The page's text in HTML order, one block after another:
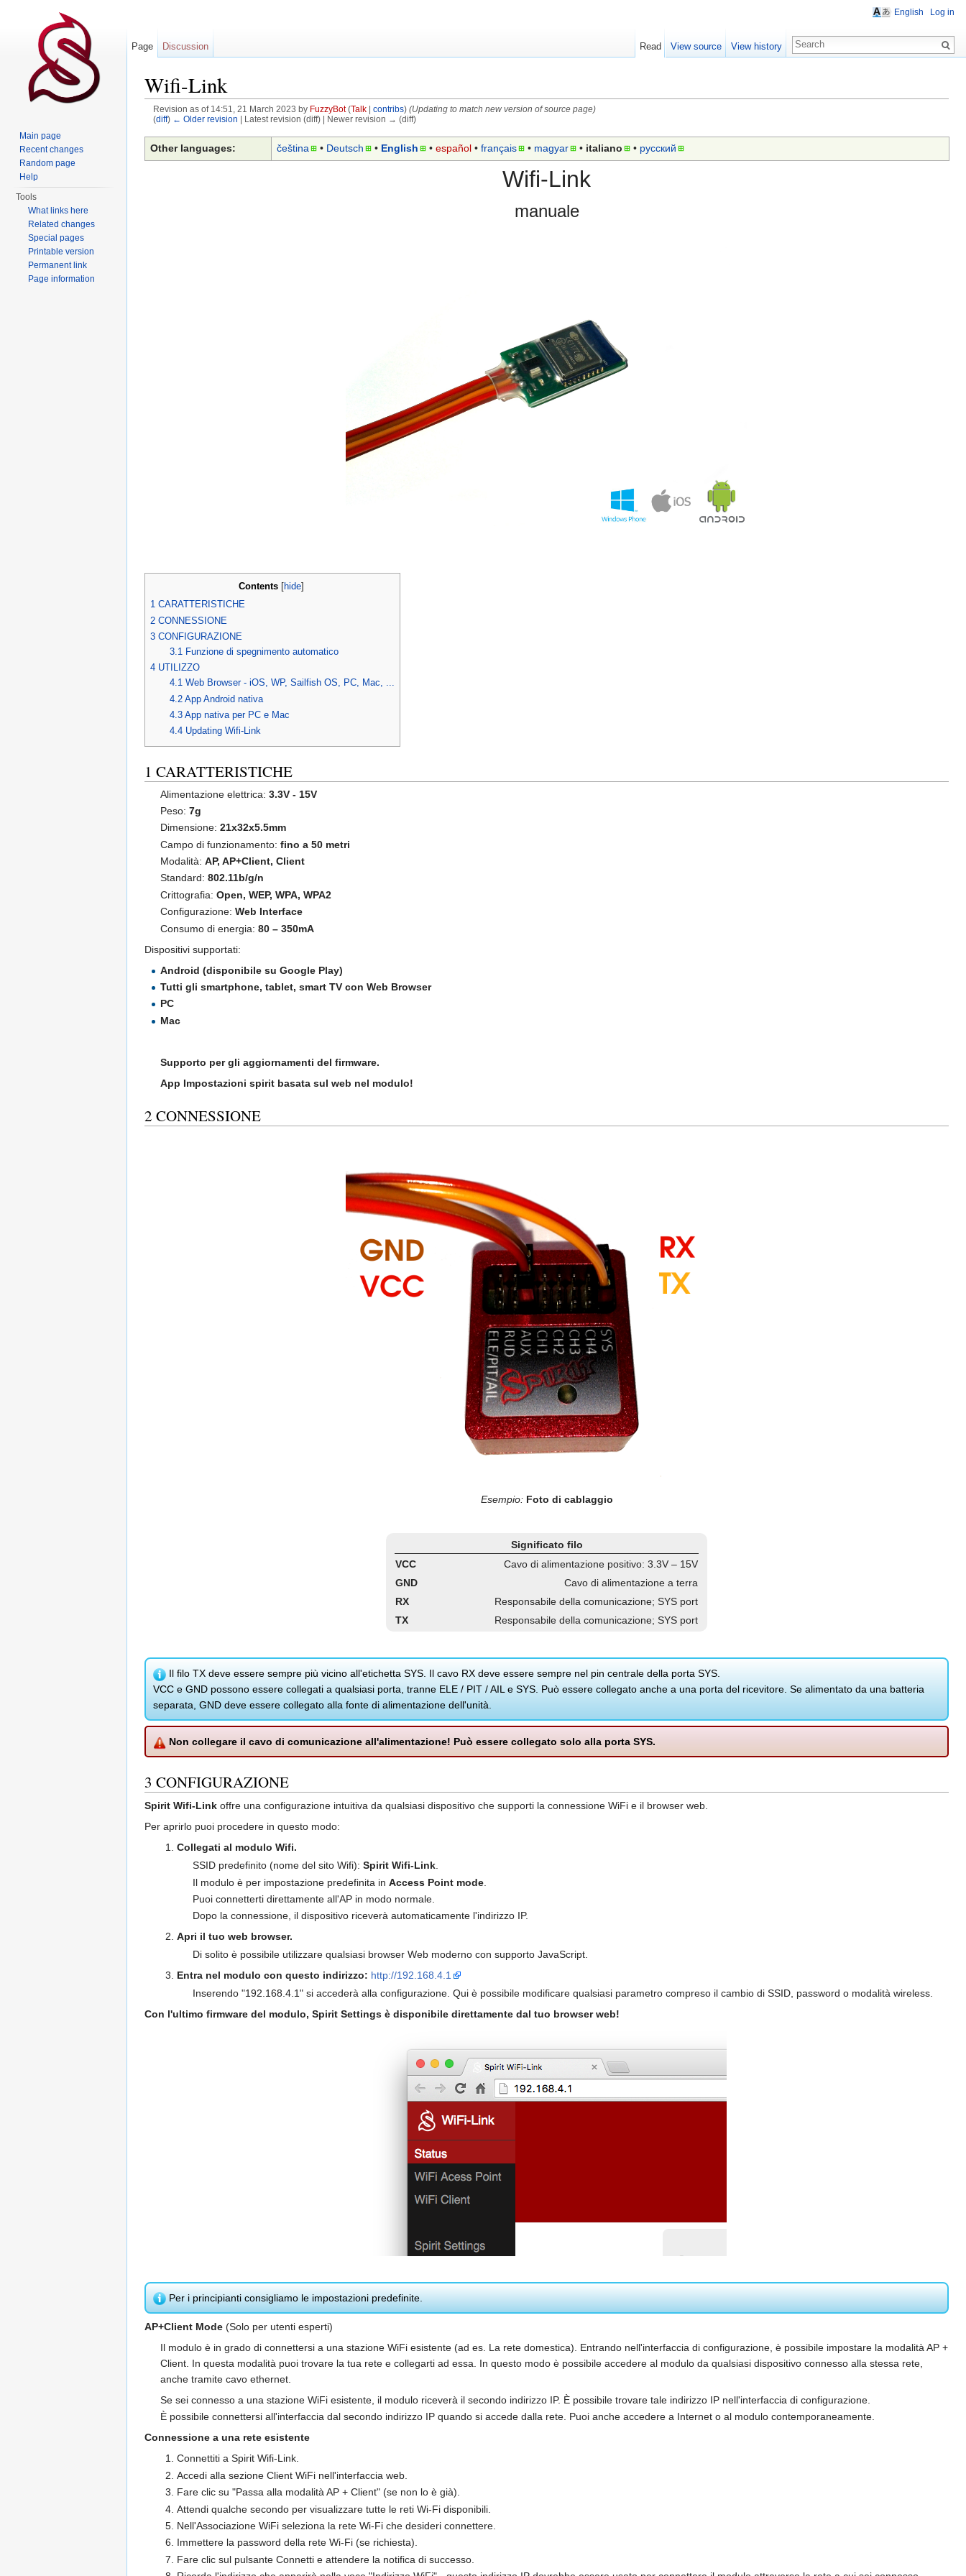
Wifi-Link
Revision as of 14:51, 21 March 2023 by FuzzyBot (Talk| contribs) (Updating to match new version of source page)
(diff) ← Older revision | Latest revision (diff) | Newer revision → (diff)
Other languages:
čeština • ‎ Deutsch • ‎ English • ‎ español • ‎ français • ‎ magyar • ‎ italiano • ‎ русский
Wifi-Link
manuale
Contents[ hide]
1 CARATTERISTICHE
2 CONNESSIONE
3 CONFIGURAZIONE
3.1 Funzione di spegnimento automatico
4 UTILIZZO
4.1 Web Browser - iOS, WP, Sailfish OS, PC, Mac, ...
4.2 App Android nativa
4.3 App nativa per PC e Mac
4.4 Updating Wifi-Link
1 CARATTERISTICHE
Alimentazione elettrica:3.3V - 15V
Peso:7g
Dimensione:21x32x5.5mm
Campo di funzionamento:fino a 50 metri
Modalità:AP, AP+Client, Client
Standard:802.11b/g/n
Crittografia:Open, WEP, WPA, WPA2
Configurazione:Web Interface
Consumo di energia:80 – 350mA
Dispositivi supportati:
Android (disponibile su Google Play)
Tutti gli smartphone, tablet, smart TV con Web Browser
PC
Mac
Supporto per gli aggiornamenti del firmware.
App Impostazioni spirit basata sul web nel modulo!
2 CONNESSIONE
Esempio: Foto di cablaggio
Significato filo
VCC
Cavo di alimentazione positivo: 3.3V – 15V
GND
Cavo di alimentazione a terra
RX
Responsabile della comunicazione; SYS port
TX
Responsabile della comunicazione; SYS port
Il filo TX deve essere sempre più vicino all'etichetta SYS. Il cavo RX deve essere sempre nel pin centrale della porta SYS.
VCC e GND possono essere collegati a qualsiasi porta, tranne ELE / PIT / AIL e SYS. Può essere collegato anche a una porta del ricevitore. Se alimentato da una batteria
separata, GND deve essere collegato alla fonte di alimentazione dell'unità.
Non collegare il cavo di comunicazione all'alimentazione! Può essere collegato solo alla porta SYS.
3 CONFIGURAZIONE
Spirit Wifi-Link offre una configurazione intuitiva da qualsiasi dispositivo che supporti la connessione WiFi e il browser web.
Per aprirlo puoi procedere in questo modo:
Collegati al modulo Wifi.
SSID predefinito (nome del sito Wifi):Spirit Wifi-Link.
Il modulo è per impostazione predefinita inAccess Point mode
Puoi connetterti direttamente all'AP in modo normale.
Dopo la connessione, il dispositivo riceverà automaticamente l'indirizzo IP.
Apri il tuo web browser.
Di solito è possibile utilizzare qualsiasi browser Web moderno con supporto JavaScript.
Entra nel modulo con questo indirizzo: http://192.168.4.1
Inserendo "192.168.4.1" si accederà alla configurazione. Qui è possibile modificare qualsiasi parametro compreso il cambio di SSID, password o modalità wireless.
Con l'ultimo firmware del modulo, Spirit Settings è disponibile direttamente dal tuo browser web!
Per i principianti consigliamo le impostazioni predefinite.
AP+Client Mode (Solo per utenti esperti)
Il modulo è in grado di connettersi a una stazione WiFi esistente (ad es. La rete domestica). Entrando nell'interfaccia di configurazione, è possibile impostare la modalità AP +
Client. In questa modalità puoi trovare la tua rete e collegarti ad essa. In questo modo è possibile accedere al modulo da qualsiasi dispositivo connesso alla stessa rete,
anche tramite cavo ethernet.
Se sei connesso a una stazione WiFi esistente, il modulo riceverà il secondo indirizzo IP. È possibile trovare tale indirizzo IP nell'interfaccia di configurazione.
È possibile connettersi all'interfaccia dal secondo indirizzo IP quando si accede dalla rete. Puoi anche accedere a Internet o al modulo contemporaneamente.
Connessione a una rete esistente
Connettiti a Spirit Wifi-Link.
Accedi alla sezione Client WiFi nell'interfaccia web.
Fare clic su "Passa alla modalità AP + Client" (se non lo è già).
Attendi qualche secondo per visualizzare tutte le reti Wi-Fi disponibili.
Nell'Associazione WiFi seleziona la rete Wi-Fi che desideri connettere.
Immettere la password della rete Wi-Fi (se richiesta).
Fare clic sul pulsante Connetti e attendere la notifica di successo.
English Log in
Page Discussion Read View source View history
Main page
Recent changes
Random page
Help
Tools
What links here
Related changes
Special pages
Printable version
Permanent link
Page information